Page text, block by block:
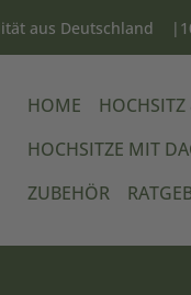
aus Deutschland
HOME HOCHSITZ
HOCHSITZE MIT
ZUBEHÖR